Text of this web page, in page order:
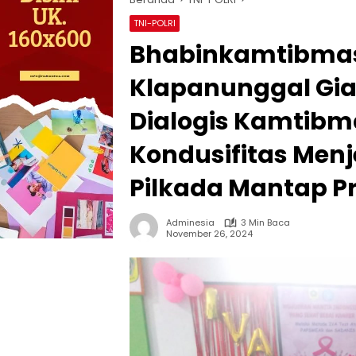
TNI-POLRI
Klapanunggal
Dialogis
Kondusifitas
Pilkada Mantap
Adminesia
3 Min Baca
November 26, 2024